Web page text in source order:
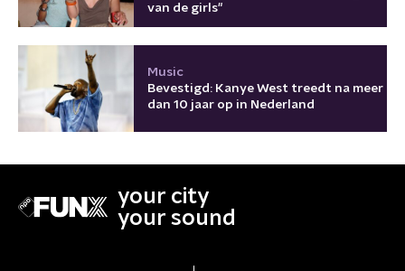
van de girls"
Music
Bevestigd: Kanye West treedt na meer
dan 10 jaar op in Nederland
your city
your sound